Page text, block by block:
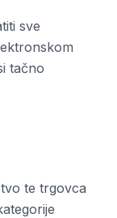
sve
tačno
te trgovca